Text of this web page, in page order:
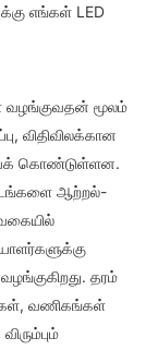
எங்கள் LED
வழங்குவதன் மூலம்
விதிவிலக்கான
கொண்டுள்ளன.
ஆற்றல்-
தரம்
வணிகங்கள்